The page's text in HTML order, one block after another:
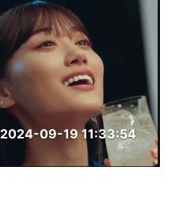
2024-09-19 11:33:54